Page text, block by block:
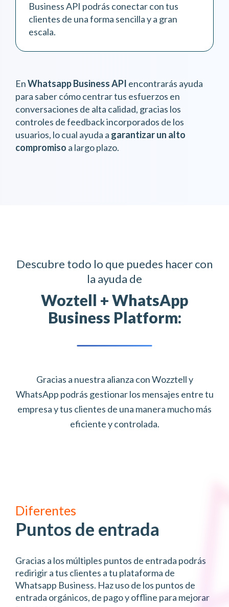
Business API podrás conectar con tus
clientes de una forma sencilla y a gran
escala.
EnWhatsapp Business API encontrarás ayuda
para saber cómo centrar tus esfuerzos en
conversaciones de alta calidad, gracias los
controles de feedback incorporados de los
usuarios, lo cual ayuda a garantizar un alto
compromiso a largo plazo.
Descubre todo lo que puedes hacer con
la ayuda de
Woztell + WhatsApp
Business Platform:
Gracias a nuestra alianza con Wozztell y
WhatsApp podrás gestionar los mensajes entre tu
empresa y tus clientes de una manera mucho más
eficiente y controlada.
Diferentes
Puntos de entrada
Gracias a los múltiples puntos de entrada podrás
redirigir a tus clientes a tu plataforma de
Whatsapp Business. Haz uso de los puntos de
entrada orgánicos, de pago y offline para mejorar